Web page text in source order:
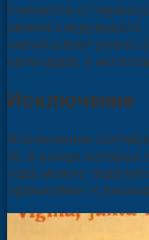
Считается от
начала следующего.
насчитывает ровно
календаре, а
Исключение
Исключение
те, в конце которых
года можно
причисляют к